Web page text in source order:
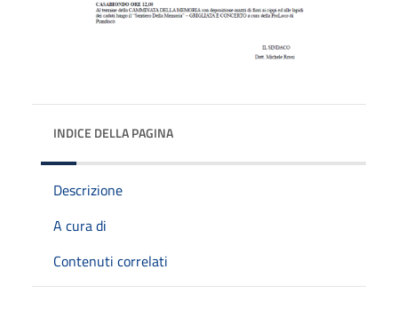
INDICE DELLA PAGINA
Descrizione
A cura di
Contenuti correlati